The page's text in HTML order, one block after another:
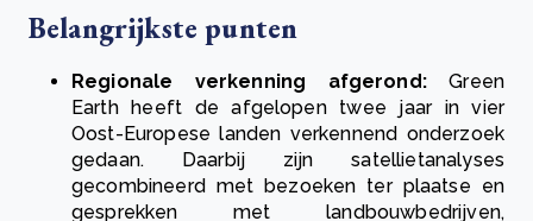
Belangrijkste punten
Regionale verkenning afgerond:Green
Earth heeft de afgelopen twee jaar in vier
Oost-Europese landen verkennend onderzoek
gedaan. Daarbij zijn satellietanalyses
gecombineerd met bezoeken ter plaatse en
gesprekken met landbouwbedrijven,